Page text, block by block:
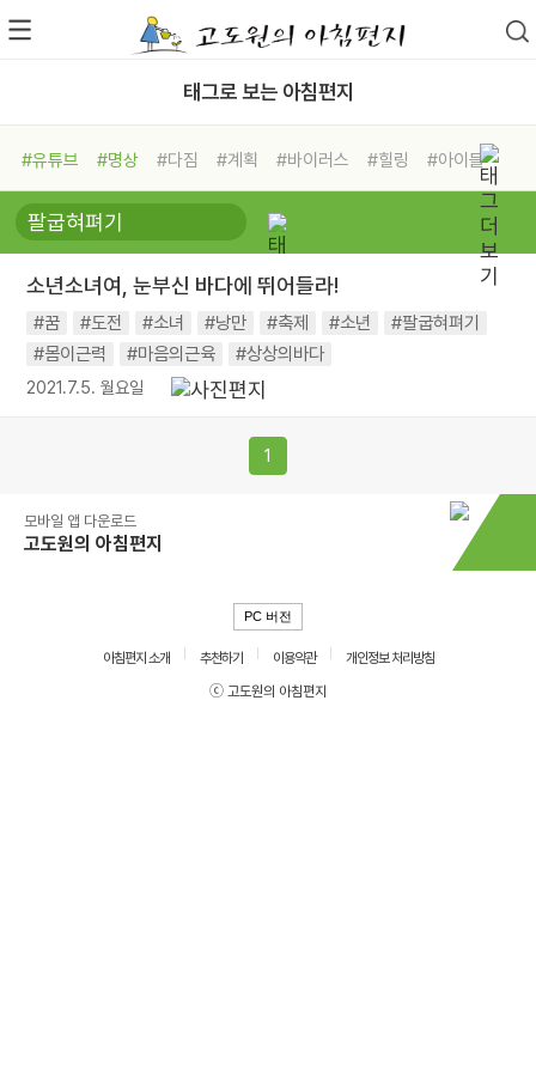
태그로 보는 아침편지
#유튜브 #명상 #다짐 #계획 #바이러스 #힐링
#아이들
#비전캠프
#독서캠프 #삶
#희망
#나눔 #친구 #링컨학교
#독서
#건강 #면역력
소년소녀여, 눈부신 바다에 뛰어들라!
#꿈 #도전 #소녀 #낭만 #축제 #소년
#팔굽혀펴기
#몸이근력
#마음의근육 #상상의바다
2021.7.5. 월요일
1
모바일 앱 다운로드
고도원의 아침편지
PC 버전
아침편지 소개 추천하기 이용약관
개인정보 처리방침
ⓒ 고도원의 아침편지